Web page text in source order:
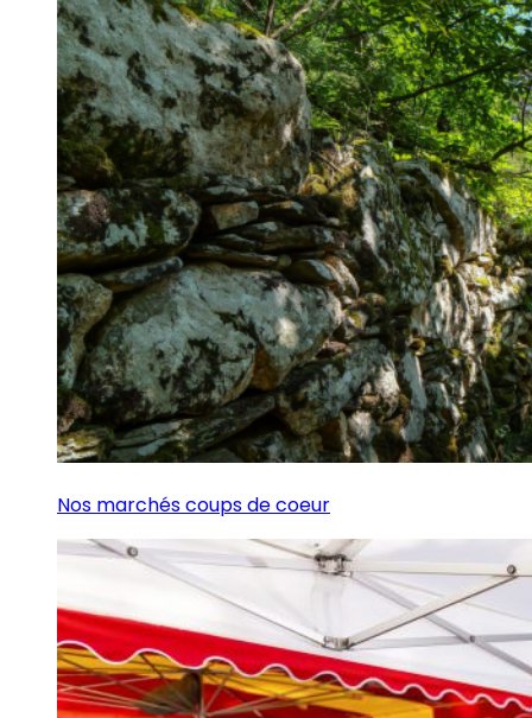
Nos marchés coups de coeur